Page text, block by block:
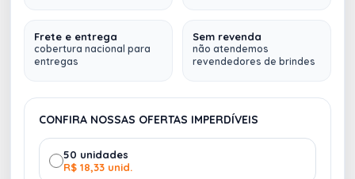
Frete e entrega
cobertura nacional para
entregas
Sem revenda
não atendemos
revendedores de brindes
CONFIRA NOSSAS OFERTAS IMPERDÍVEIS
50 unidades
R$ 18,33 unid.